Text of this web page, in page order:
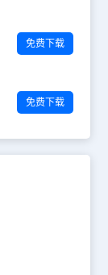
免费下载
免费下载